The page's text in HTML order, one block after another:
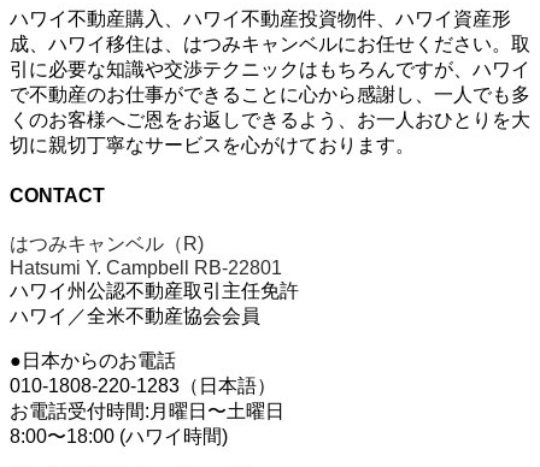
ハワイ不動産購入、ハワイ不動産投資物件、ハワイ資産形
成、ハワイ移住は、はつみキャンベルにお任せください。取
引に必要な知識や交渉テクニックはもちろんですが、ハワイ
で不動産のお仕事ができることに心から感謝し、一人でも多
くのお客様へご恩をお返しできるよう、お一人おひとりを大
切に親切丁寧なサービスを心がけております。
CONTACT
はつみキャンベル（R)
Hatsumi Y. Campbell RB-22801
ハワイ州公認不動産取引主任免許
ハワイ／全米不動産協会会員
●日本からのお電話
010-1808-220-1283（日本語）
お電話受付時間:月曜日〜土曜日
8:00〜18:00 (ハワイ時間)